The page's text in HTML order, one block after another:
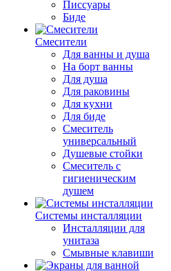
Писсуары
Биде
Смесители
Для ванны и душа
На борт ванны
Для душа
Для раковины
Для кухни
Для биде
Смеситель
универсальный
Душевые стойки
Смеситель с
гигиеническим
душем
Системы инсталляции
Инсталляции для
унитаза
Смывные клавиши